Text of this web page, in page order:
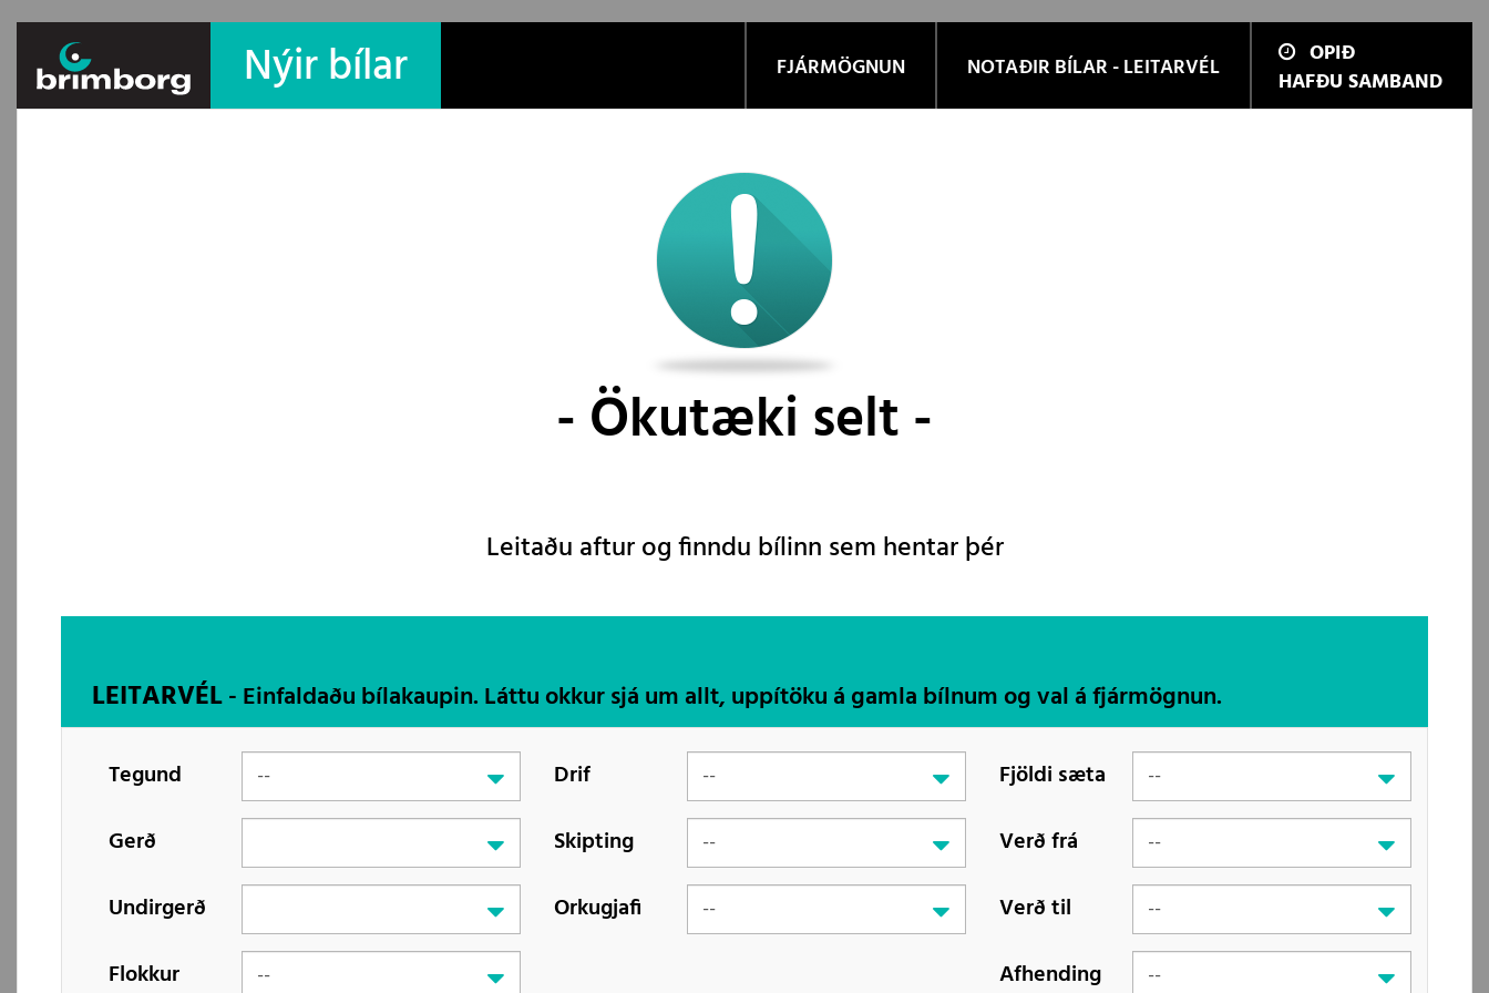
Nýir bílar FJÁRMÖGNUN NOTAÐIR BÍLAR - LEITARVÉL
OPIÐ
HAFÐU SAMBAND
Ökutæki selt
Leitaðu aftur og finndu bílinn sem hentar þér
LEITARVÉL- Einfaldaðu bílakaupin. Láttu okkur sjá um allt, uppítöku á gamla bílnum og val á fjármögnun.
Tegund
Gerð
Undirgerð
Flokkur
Drif
Skipting
Orkugjafi
Fjöldi sæta
Verð frá
Verð til
Afhending